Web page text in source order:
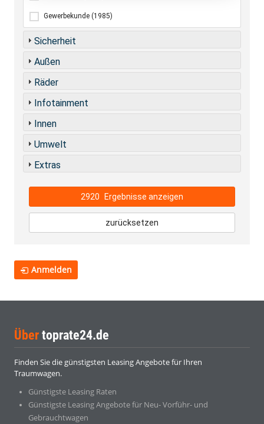
Gewerbekunde (1985)
Sicherheit
Außen
Räder
Infotainment
Innen
Umwelt
Extras
2920 Ergebnisse anzeigen
zurücksetzen
Anmelden
Über toprate24.de
Finden Sie die günstigsten Leasing Angebote für Ihren
Traumwagen.
Günstigste Leasing Raten
Günstigste Leasing Angebote für Neu- Vorführ- und
Gebrauchtwagen